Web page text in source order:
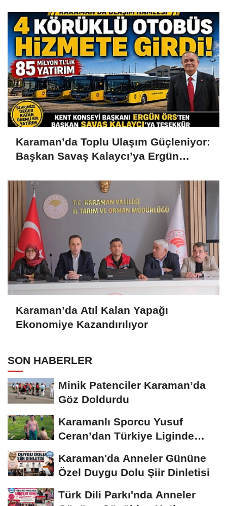
Karaman’da Toplu Ulaşım Güçleniyor:
Başkan Savaş Kalaycı’ya Ergün
Karaman’da Atıl Kalan Yapağı
Ekonomiye Kazandırılıyor
SON HABERLER
Minik Patenciler Karaman’da
Göz Doldurdu
Karamanlı Sporcu Yusuf
Ceran’dan Türkiye Liginde
Karaman'da Anneler Gününe
Özel Duygu Dolu Şiir Dinletisi
Türk Dili Parkı'nda Anneler